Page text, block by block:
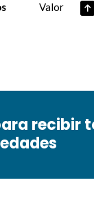
Valor
recibir